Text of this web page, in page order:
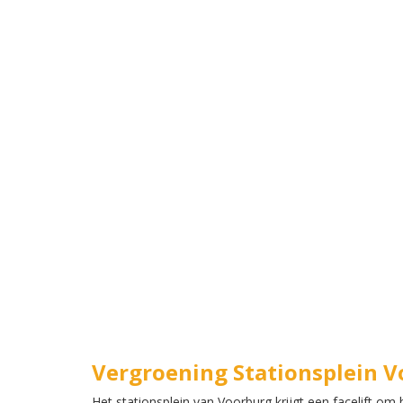
Vergroening Stationsplein